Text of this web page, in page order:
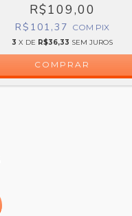
R$109,00
R$101,37 COM PIX
3 X DE R$36,33 SEM JUROS
COMPRAR